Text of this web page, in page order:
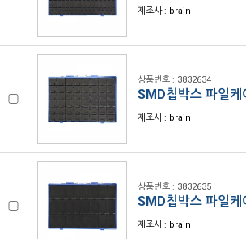
제조사 : brain
상품번호 : 3832634
SMD칩박스 파일
제조사 : brain
상품번호 : 3832635
SMD칩박스 파일
제조사 : brain